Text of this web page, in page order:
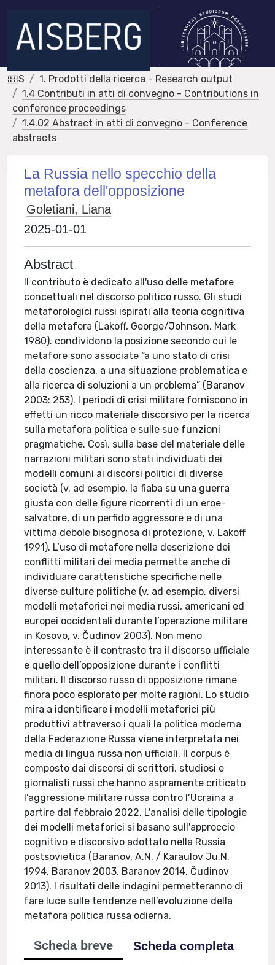
IRIS
1. Prodotti della ricerca - Research output
1.4 Contributi in atti di convegno - Contributions in
conference proceedings
1.4.02 Abstract in atti di convegno - Conference
abstracts
La Russia nello specchio della
metafora dell'opposizione
Goletiani, Liana
2025-01-01
Abstract
Il contributo è dedicato all'uso delle metafore
concettuali nel discorso politico russo. Gli studi
metaforologici russi ispirati alla teoria cognitiva
della metafora (Lakoff, George/Johnson, Mark
1980). condividono la posizione secondo cui le
metafore sono associate “a uno stato di crisi
della coscienza, a una situazione problematica e
alla ricerca di soluzioni a un problema” (Baranov
2003: 253). I periodi di crisi militare forniscono in
effetti un ricco materiale discorsivo per la ricerca
sulla metafora politica e sulle sue funzioni
pragmatiche. Così, sulla base del materiale delle
narrazioni militari sono stati individuati dei
modelli comuni ai discorsi politici di diverse
società (v. ad esempio, la fiaba su una guerra
giusta con delle figure ricorrenti di un eroe-
salvatore, di un perfido aggressore e di una
vittima debole bisognosa di protezione, v. Lakoff
1991). L’uso di metafore nella descrizione dei
conflitti militari dei media permette anche di
individuare caratteristiche specifiche nelle
diverse culture politiche (v. ad esempio, diversi
modelli metaforici nei media russi, americani ed
europei occidentali durante l’operazione militare
in Kosovo, v. Čudinov 2003). Non meno
interessante è il contrasto tra il discorso ufficiale
e quello dell’opposizione durante i conflitti
militari. Il discorso russo di opposizione rimane
finora poco esplorato per molte ragioni. Lo studio
mira a identificare i modelli metaforici più
produttivi attraverso i quali la politica moderna
della Federazione Russa viene interpretata nei
media di lingua russa non ufficiali. Il corpus è
composto dai discorsi di scrittori, studiosi e
giornalisti russi che hanno aspramente criticato
l’aggressione militare russa contro l’Ucraina a
partire dal febbraio 2022. L'analisi delle tipologie
dei modelli metaforici si basano sull'approccio
cognitivo e discorsivo adottato nella Russia
postsovietica (Baranov, A.N. / Karaulov Ju.N.
1994, Baranov 2003, Baranov 2014, Čudinov
2013). I risultati delle indagini permetteranno di
fare luce sulle tendenze nell'evoluzione della
metafora politica russa odierna.
Scheda breve
Scheda completa